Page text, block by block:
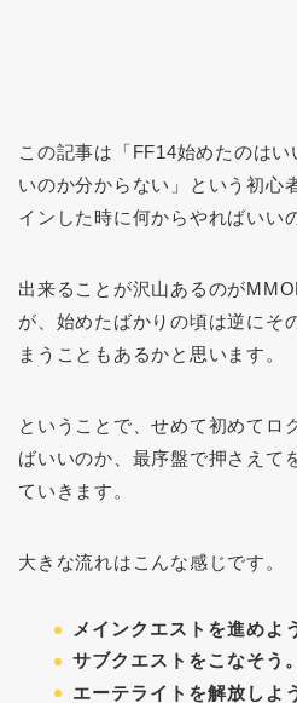
この記事は「FF14始めたのは
いのか分からない」という初心
インした時に何からやればいい
出来ることが沢山あるのが
が、始めたばかりの頃は逆にそ
まうこともあるかと思います。
ということで、せめて初めてロ
ばいいのか、最序盤で押さえて
ていきます。
大きな流れはこんな感じです。
メインクエストを進めよ
サブクエストをこなそう。
エーテライトを解放しよ